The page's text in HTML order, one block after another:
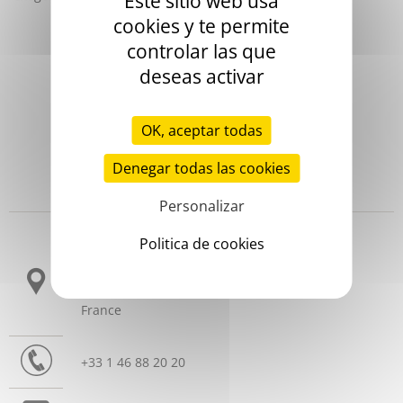
Headquarters
France
+33 1 46 88 20 20
cookies y te permite
controlar las que
deseas activar
OK, aceptar todas
Denegar todas las cookies
Personalizar
Politica de cookies